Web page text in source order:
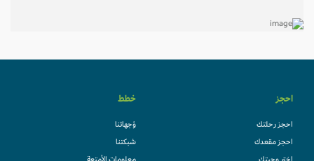
احجز
احجز رحلتك
احجز مقعدك
خطط
وُجهاتنا
شبكتنا